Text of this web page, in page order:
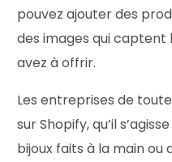
pouvez ajouter des
des images qui captent
avez à offrir.
Les entreprises de
sur Shopify, qu’il
bijoux faits à la main ou